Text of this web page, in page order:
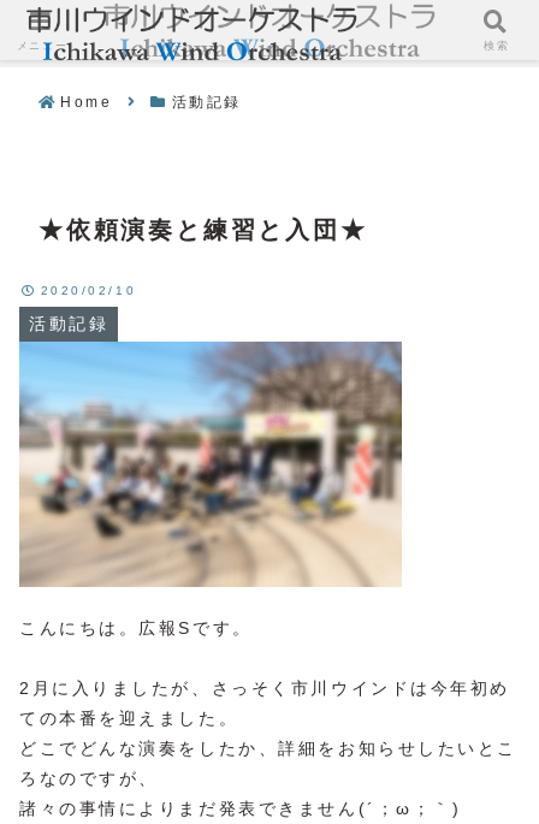
Home 活動記録
★依頼演奏と練習と入団★
活動記録
2020/02/10
こんにちは。広報Sです。
2月に入りましたが、さっそく市川ウインドは今年初め
ての本番を迎えました。
どこでどんな演奏をしたか、詳細をお知らせしたいとこ
ろなのですが、
諸々の事情によりまだ発表できません(´；ω；｀)
メニュー 検索